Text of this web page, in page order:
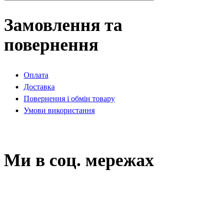
Замовлення та
повернення
Оплата
Доставка
Повернення і обмін товару
Умови використання
Ми в соц. мережах